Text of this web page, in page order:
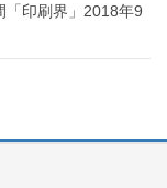
「印刷界」2018年9